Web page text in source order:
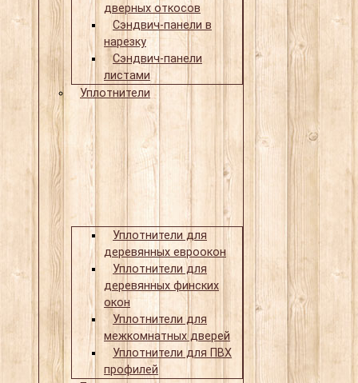
дверных откосов
Сэндвич-панели в
нарезку
Сэндвич-панели
листами
Уплотнители
Уплотнители для
деревянных евроокон
Уплотнители для
деревянных финских
окон
Уплотнители для
межкомнатных дверей
Уплотнители для ПВХ
профилей